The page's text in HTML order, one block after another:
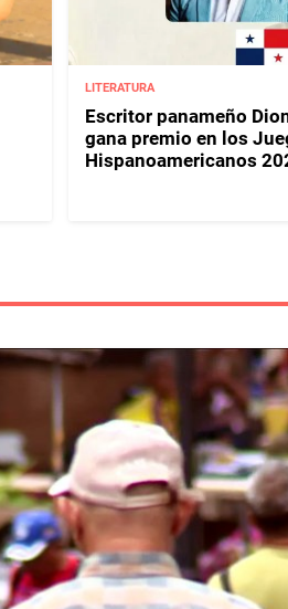
LITERATURA
Escritor panameño
gana premio en los
Hispanoamericanos